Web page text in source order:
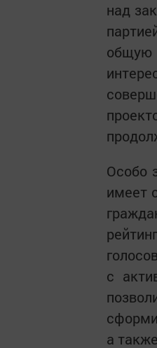
над
общую
Особо
имеет
с
а